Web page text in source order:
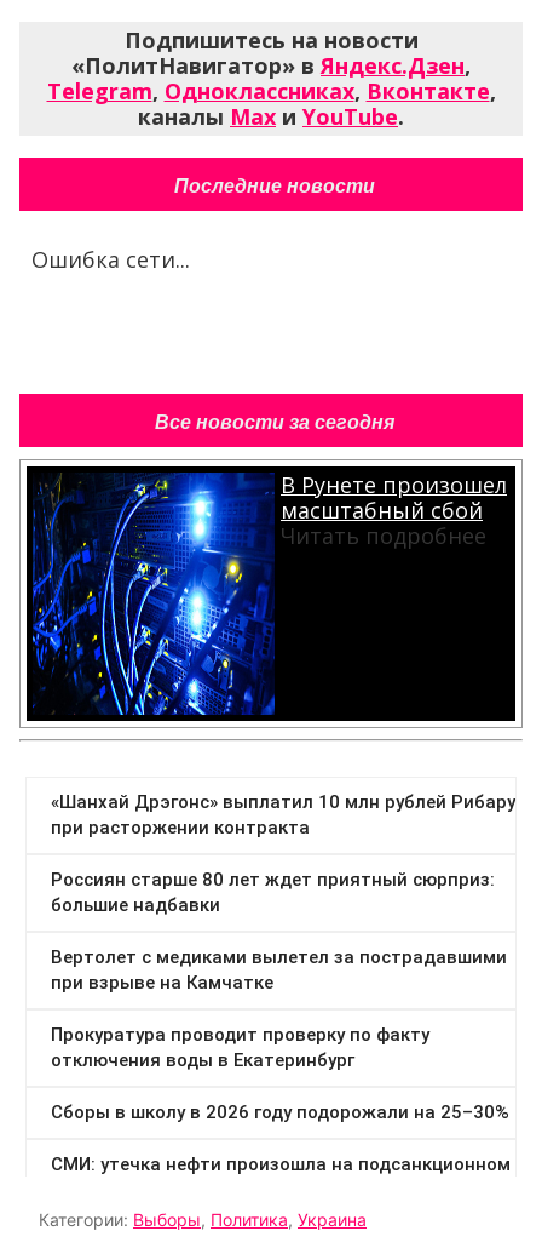
Подпишитесь на новости
«ПолитНавигатор» в Яндекс.Дзен,
Telegram, Одноклассниках, Вконтакте,
каналы Max и YouTube.
Последние новости
Ошибка сети...
Все новости за сегодня
В Рунете произошел
масштабный сбой
Читать подробнее
Категории: Выборы, Политика, Украина